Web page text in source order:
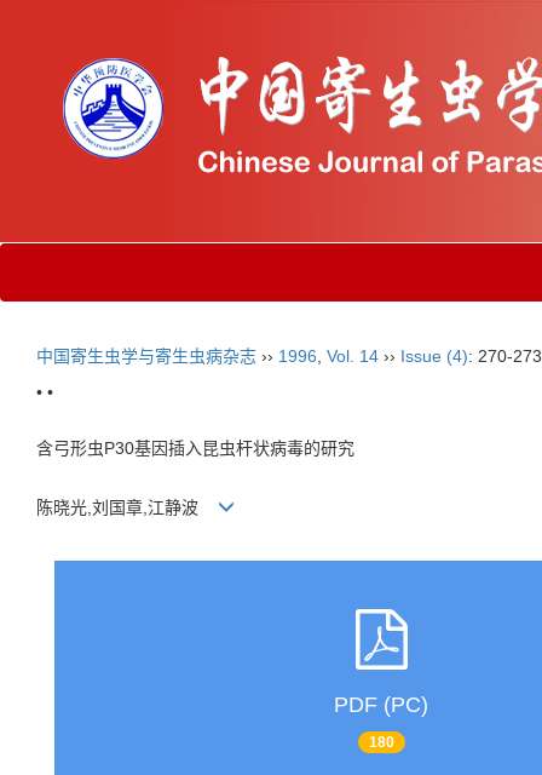
中国寄生虫学与寄生虫病杂志 ›› 1996 Vol. 14 ›› Issue (4): 270-
• •
含弓形虫P30基因插入昆虫杆状病毒的研究
陈晓光,刘国章,江静波
PDF (PC)
180